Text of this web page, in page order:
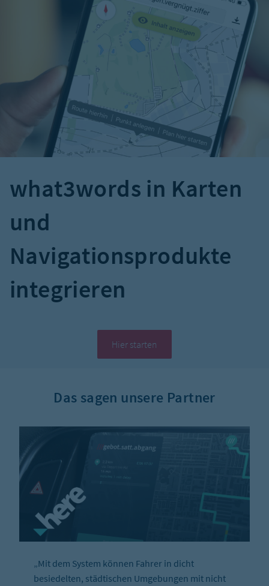
what3words in Karten
und
Navigationsprodukte
integrieren
Hier starten
Das sagen unsere Partner
„Mit dem System können Fahrer in dicht
besiedelten, städtischen Umgebungen mit nicht